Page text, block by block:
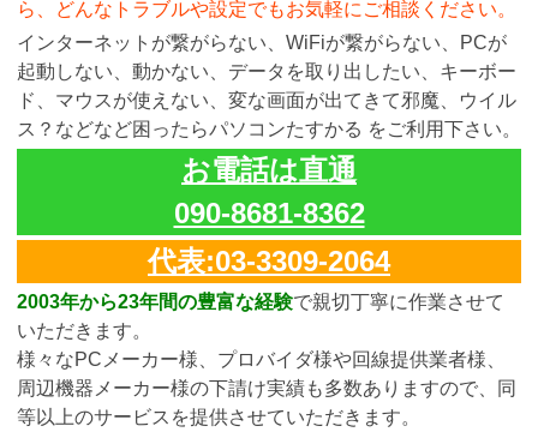
ら、どんなトラブルや設定でもお気軽にご相談ください。
インターネットが繋がらない、WiFiが繋がらない、PCが
起動しない、動かない、データを取り出したい、キーボー
ド、マウスが使えない、変な画面が出てきて邪魔、ウイル
ス？などなど困ったらパソコンたすかる をご利用下さい。
お電話は直通
090-8681-8362
代表:03-3309-2064
2003年から23年間の豊富な経験で親切丁寧に作業させて
いただきます。
様々なPCメーカー様、プロバイダ様や回線提供業者様、
周辺機器メーカー様の下請け実績も多数ありますので、同
等以上のサービスを提供させていただきます。